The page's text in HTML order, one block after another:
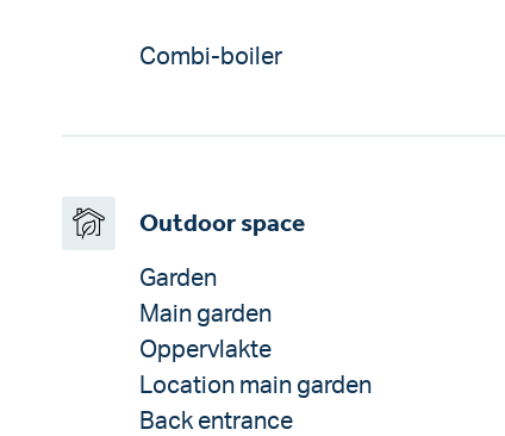
Combi-boiler
Outdoor space
Garden
Main garden
Oppervlakte
Location main garden
Back entrance